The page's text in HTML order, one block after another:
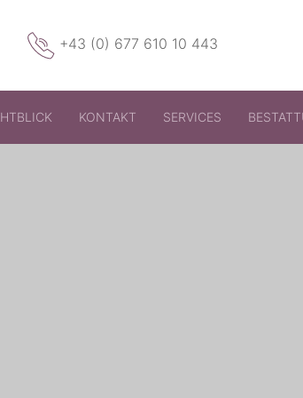
+43 (0) 677 610 10 443
KONTAKT SERVICES